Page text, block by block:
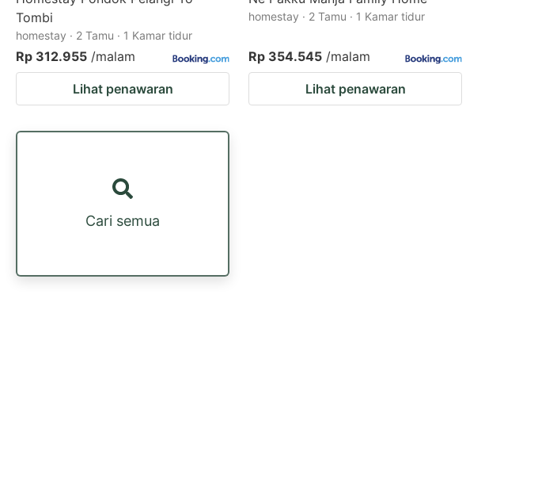
Tombi
homestay · 2 Tamu · 1 Kamar tidur
Rp 312.955 /malam
Lihat penawaran
homestay · 2 Tamu · 1 Kamar tidur
Rp 354.545 /malam
Lihat penawaran
Cari semua